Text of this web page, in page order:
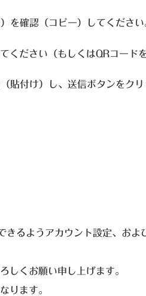
を確認（コピー）してください
ください（もしくはQRコード
貼付け）し、送信ボタンをクリ
るようアカウント設定、およ
しくお願い申し上げます。
ります。